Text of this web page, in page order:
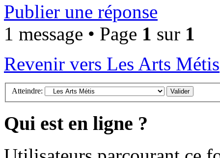
Publier une réponse
1 message • Page 1 sur 1
Revenir vers Les Arts Métis
Atteindre:
Qui est en ligne ?